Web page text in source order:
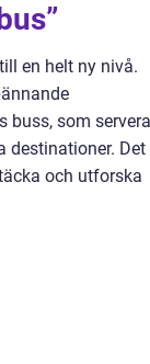
en helt ny nivå.
buss, som
destinationer. Det
och utforska